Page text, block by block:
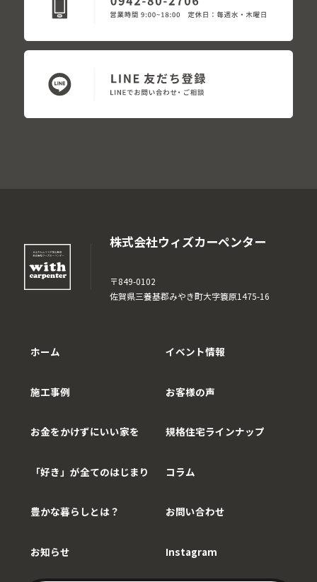
株式会社ウィズカーペンター
〒849-0102
佐賀県三養基郡みやき町大字簑原1475-16
ホーム
施工事例
お金をかけずにいい家を
「好き」が全てのはじまり
豊かな暮らしとは？
お知らせ
イベント情報
お客様の声
規格住宅ラインナップ
コラム
お問い合わせ
Instagram